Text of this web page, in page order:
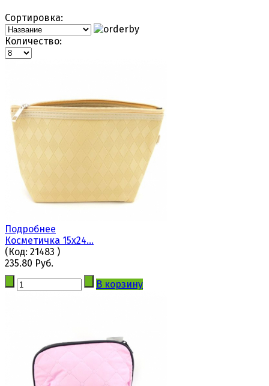
Сортировка:
Количество:
Подробнее
Косметичка 15х24...
(Код: 21483 )
235.80 Руб.
В корзину